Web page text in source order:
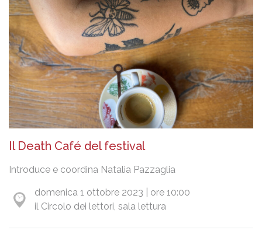
Il Death Café del festival
Introduce e coordina Natalia Pazzaglia
domenica 1 ottobre 2023 | ore 10:00
il Circolo dei lettori, sala lettura